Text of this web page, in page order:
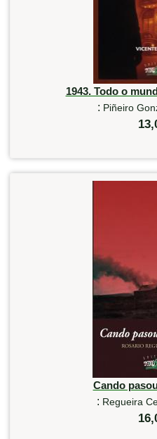
1943. Todo o
: Piñeiro
Cando
: Regueira